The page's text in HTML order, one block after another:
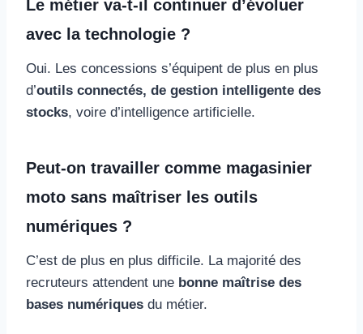
Le métier va-t-il continuer d’évoluer
avec la technologie ?
Oui. Les concessions s’équipent de plus en plus
d’outils connectés, de gestion intelligente des
stocks, voire d’intelligence artificielle.
Peut-on travailler comme magasinier
moto sans maîtriser les outils
numériques ?
C’est de plus en plus difficile. La majorité des
recruteurs attendent une bonne maîtrise des
bases numériques du métier.